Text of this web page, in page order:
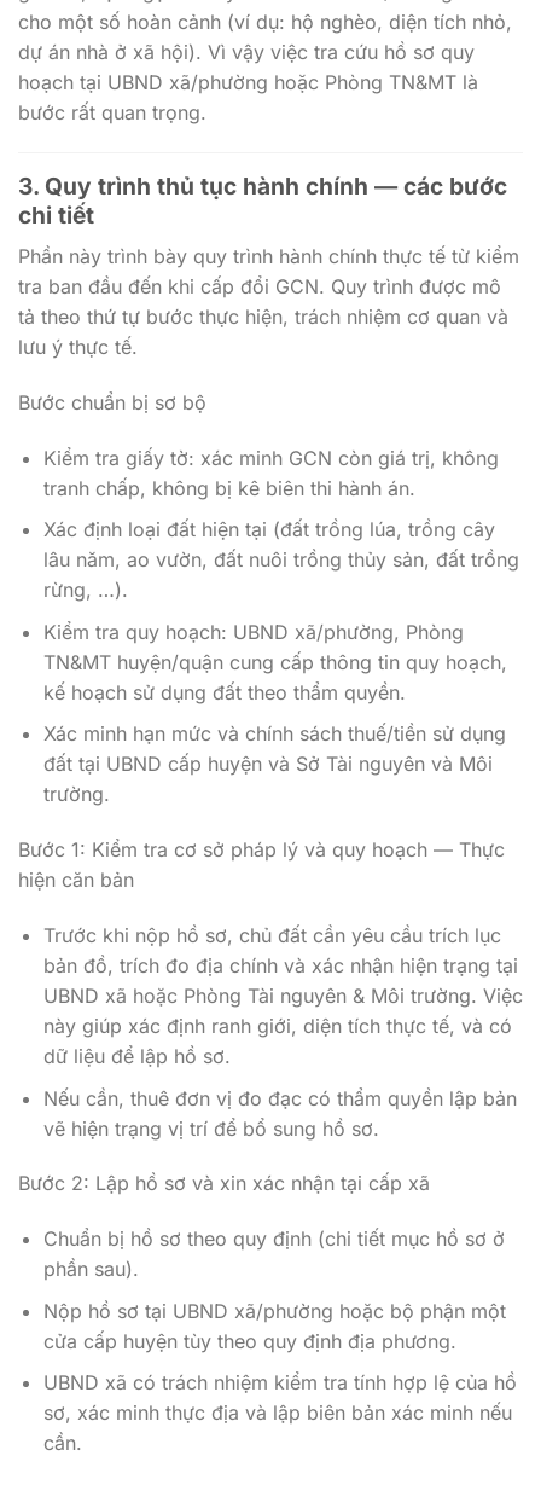
cho một số hoàn cảnh (ví dụ: hộ nghèo, diện tích nhỏ,
dự án nhà ở xã hội). Vì vậy việc tra cứu hồ sơ quy
hoạch tại UBND xã/phường hoặc Phòng TN&MT là
bước rất quan trọng.
3. Quy trình thủ tục hành chính — các bước
chi tiết
Phần này trình bày quy trình hành chính thực tế từ kiểm
tra ban đầu đến khi cấp đổi GCN. Quy trình được mô
tả theo thứ tự bước thực hiện, trách nhiệm cơ quan và
lưu ý thực tế.
Bước chuẩn bị sơ bộ
Kiểm tra giấy tờ: xác minh GCN còn giá trị, không
tranh chấp, không bị kê biên thi hành án.
Xác định loại đất hiện tại (đất trồng lúa, trồng cây
lâu năm, ao vườn, đất nuôi trồng thủy sản, đất trồng
rừng, …).
Kiểm tra quy hoạch: UBND xã/phường, Phòng
TN&MT huyện/quận cung cấp thông tin quy hoạch,
kế hoạch sử dụng đất theo thẩm quyền.
Xác minh hạn mức và chính sách thuế/tiền sử dụng
đất tại UBND cấp huyện và Sở Tài nguyên và Môi
trường.
Bước 1: Kiểm tra cơ sở pháp lý và quy hoạch — Thực
hiện căn bản
Trước khi nộp hồ sơ, chủ đất cần yêu cầu trích lục
bản đồ, trích đo địa chính và xác nhận hiện trạng tại
UBND xã hoặc Phòng Tài nguyên & Môi trường. Việc
này giúp xác định ranh giới, diện tích thực tế, và có
dữ liệu để lập hồ sơ.
Nếu cần, thuê đơn vị đo đạc có thẩm quyền lập bản
vẽ hiện trạng vị trí để bổ sung hồ sơ.
Bước 2: Lập hồ sơ và xin xác nhận tại cấp xã
Chuẩn bị hồ sơ theo quy định (chi tiết mục hồ sơ ở
phần sau).
Nộp hồ sơ tại UBND xã/phường hoặc bộ phận một
cửa cấp huyện tùy theo quy định địa phương.
UBND xã có trách nhiệm kiểm tra tính hợp lệ của hồ
sơ, xác minh thực địa và lập biên bản xác minh nếu
cần.